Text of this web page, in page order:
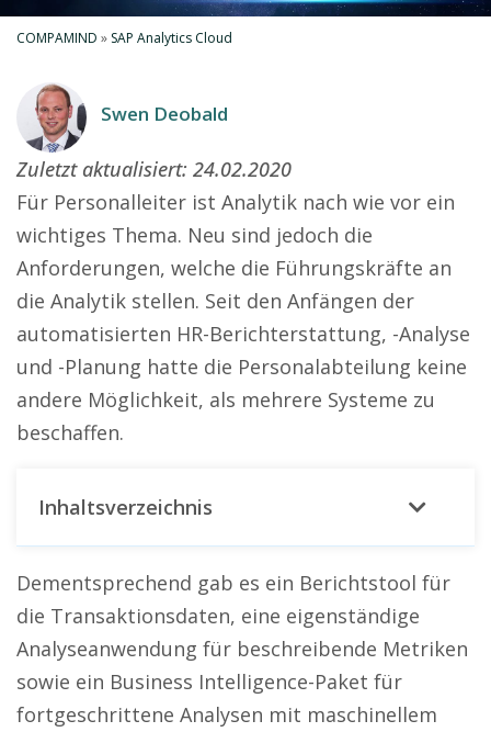
COMPAMIND » SAP Analytics Cloud
Swen Deobald
Zuletzt aktualisiert: 24.02.2020
Für Personalleiter ist Analytik nach wie vor ein
wichtiges Thema. Neu sind jedoch die
Anforderungen, welche die Führungskräfte an
die Analytik stellen. Seit den Anfängen der
automatisierten HR-Berichterstattung, -Analyse
und -Planung hatte die Personalabteilung keine
andere Möglichkeit, als mehrere Systeme zu
beschaffen.
Inhaltsverzeichnis
Dementsprechend gab es ein Berichtstool für
die Transaktionsdaten, eine eigenständige
Analyseanwendung für beschreibende Metriken
sowie ein Business Intelligence-Paket für
fortgeschrittene Analysen mit maschinellem